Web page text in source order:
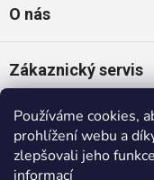
Používáme cookies,
prohlížení webu a
zlepšovali jeho
informací
O nás
Zákaznický servis
Oblíbené kategorie